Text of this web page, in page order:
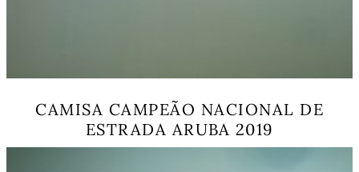
CAMISA CAMPEÃO NACIONAL DE
ESTRADA ARUBA 2019